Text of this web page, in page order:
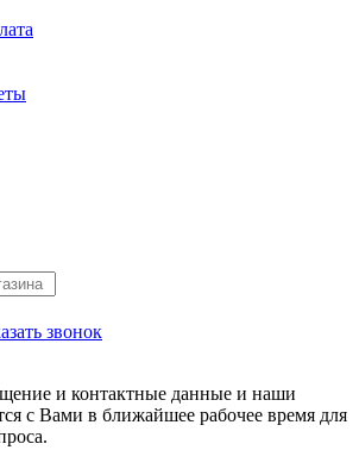
звонок
и контактные данные и наши
с Вами в ближайшее рабочее время для